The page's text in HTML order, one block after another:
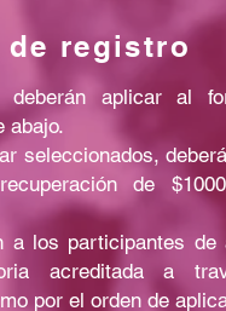
de registro
deberán aplicar al
abajo.
seleccionados,
de
a los participantes de
acreditada a
por el orden de